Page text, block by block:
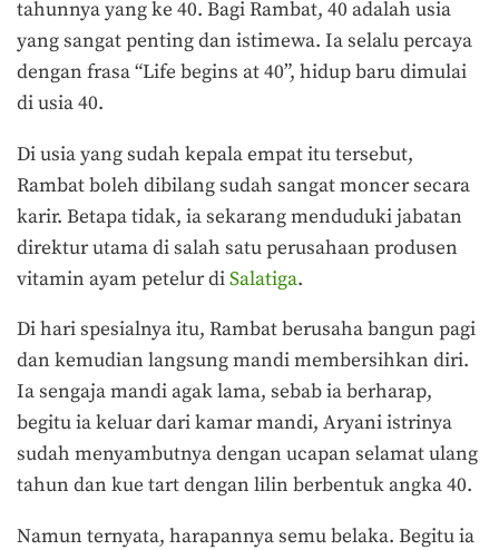
tahunnya yang ke 40. Bagi Rambat, 40 adalah usia
yang sangat penting dan istimewa. Ia selalu percaya
dengan frasa “Life begins at 40”, hidup baru dimulai
di usia 40.
Di usia yang sudah kepala empat itu tersebut,
Rambat boleh dibilang sudah sangat moncer secara
karir. Betapa tidak, ia sekarang menduduki jabatan
direktur utama di salah satu perusahaan produsen
vitamin ayam petelur diSalatiga.
Di hari spesialnya itu, Rambat berusaha bangun pagi
dan kemudian langsung mandi membersihkan diri.
Ia sengaja mandi agak lama, sebab ia berharap,
begitu ia keluar dari kamar mandi, Aryani istrinya
sudah menyambutnya dengan ucapan selamat ulang
tahun dan kue tart dengan lilin berbentuk angka 40.
Namun ternyata, harapannya semu belaka. Begitu ia